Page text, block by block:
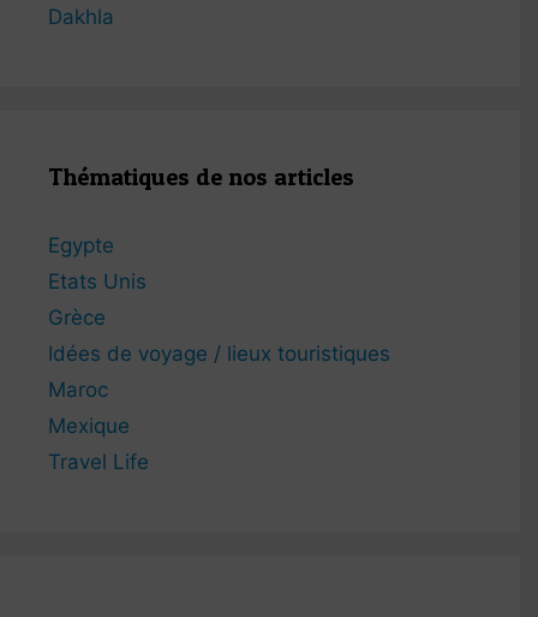
Dakhla
Thématiques de nos articles
Egypte
Etats Unis
Grèce
Idées de voyage / lieux touristiques
Maroc
Mexique
Travel Life